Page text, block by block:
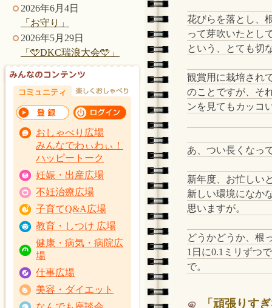
2026年6月4日
「お守り」
2026年5月29日
「🩵DKC瑞浪大会🩵」
おしゃべり広場
みんなでわぃわぃ！
ハッピートーク
妊娠・出産広場
不妊治療広場
子育てQ&A広場
教育・しつけ 広場
健康・病気・病院広
場
仕事広場
美容・ダイエット
花びらを落とし、
って芽吹いたとし
という、とても切
観賞用に栽培され
のことですが、そ
ンを見てもカッコ
あ、つい長くなっ
新年度、お忙しい
新しい環境になか
思いますが。
どうかどうか、根
1日に0.1ミリずつ
で。
「頑張りす